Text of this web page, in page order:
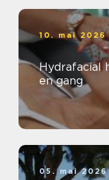
10. mai 2026
Hydrafacial huden som ser frisk ut med
en gang
05. mai 2026